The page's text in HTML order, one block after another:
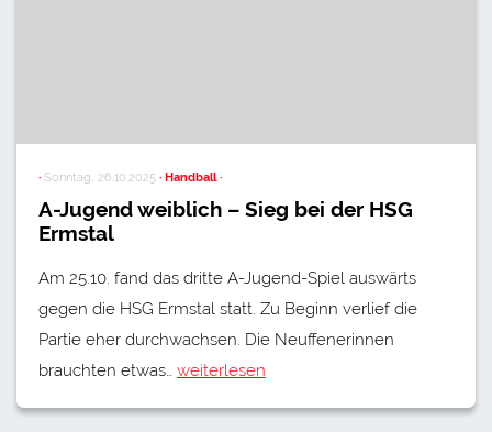
· Sonntag, 26.10.2025 · Handball ·
A-Jugend weiblich – Sieg bei der HSG
Ermstal
Am 25.10. fand das dritte A-Jugend-Spiel auswärts
gegen die HSG Ermstal statt. Zu Beginn verlief die
Partie eher durchwachsen. Die Neuffenerinnen
brauchten etwas… weiterlesen